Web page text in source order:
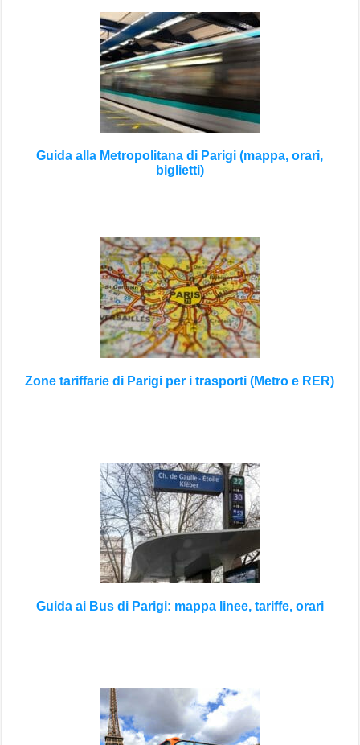
Guida alla Metropolitana di Parigi (mappa, orari,
biglietti)
Zone tariffarie di Parigi per i trasporti (Metro e RER)
Guida ai Bus di Parigi: mappa linee, tariffe, orari